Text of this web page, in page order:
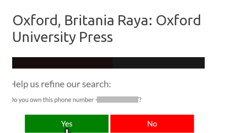
Oxford, Britania Raya: Oxford
University Press